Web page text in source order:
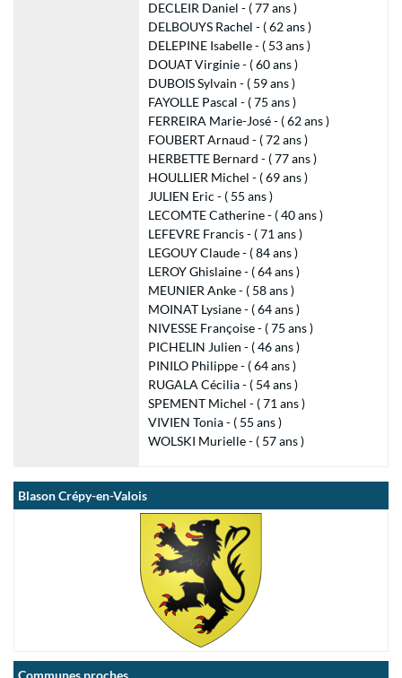
DECLEIR Daniel - ( 77 ans )
DELBOUYS Rachel - ( 62 ans )
DELEPINE Isabelle - ( 53 ans )
DOUAT Virginie - ( 60 ans )
DUBOIS Sylvain - ( 59 ans )
FAYOLLE Pascal - ( 75 ans )
FERREIRA Marie-José - ( 62 ans )
FOUBERT Arnaud - ( 72 ans )
HERBETTE Bernard - ( 77 ans )
HOULLIER Michel - ( 69 ans )
JULIEN Eric - ( 55 ans )
LECOMTE Catherine - ( 40 ans )
LEFEVRE Francis - ( 71 ans )
LEGOUY Claude - ( 84 ans )
LEROY Ghislaine - ( 64 ans )
MEUNIER Anke - ( 58 ans )
MOINAT Lysiane - ( 64 ans )
NIVESSE Françoise - ( 75 ans )
PICHELIN Julien - ( 46 ans )
PINILO Philippe - ( 64 ans )
RUGALA Cécilia - ( 54 ans )
SPEMENT Michel - ( 71 ans )
VIVIEN Tonia - ( 55 ans )
WOLSKI Murielle - ( 57 ans )
Blason Crépy-en-Valois
Communes proches